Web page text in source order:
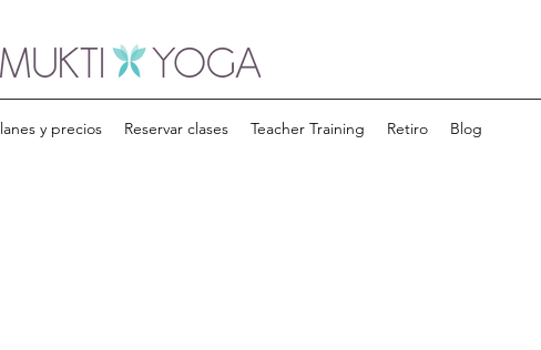
y precios Reservar clases Teacher Training Retiro Blog